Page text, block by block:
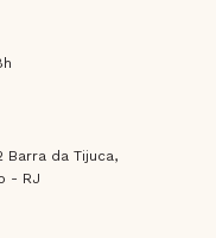
Barra da Tijuca,
- RJ